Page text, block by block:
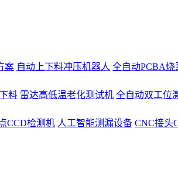
案 自动上下料冲压机器人 全自动PCBA烧
料 雷达高低温老化测试机 全自动双工位
CCD检测机 人工智能测漏设备 CNC接头